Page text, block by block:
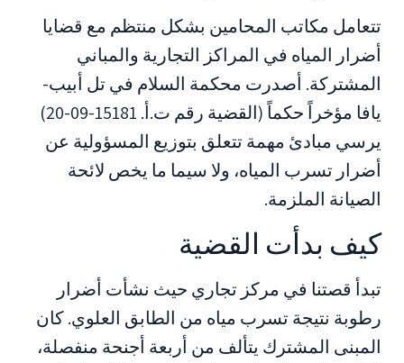
تتعامل مكاتب المحامين بشكل منتظم مع قضايا
أضرار المياه في المراكز التجارية والمباني
المشتركة. أصدرت محكمة السلام في تل أبيب-
يافا مؤخراً حكماً (القضية رقم ت.أ. 15181-09-20)
يرسي مبادئ مهمة تتعلق بتوزيع المسؤولية عن
أضرار تسرب المياه، ولا سيما ما يخص لائحة
الصيانة الملزمة.
كيف بدأت القضية
تبدأ قصتنا في مركز تجاري حيث نشأت أضرار
رطوبة نتيجة تسرب مياه من الطابق العلوي. كان
المبنى المشترك يتألف من أربعة أجنحة منفصلة،